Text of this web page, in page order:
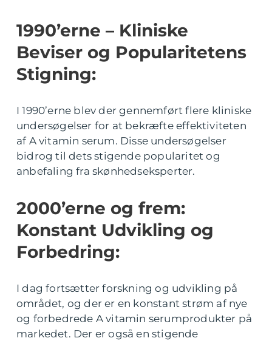
1990’erne – Kliniske
Beviser og Popularitetens
Stigning:
I 1990’erne blev der gennemført flere kliniske
undersøgelser for at bekræfte effektiviteten
af A vitamin serum. Disse undersøgelser
bidrog til dets stigende popularitet og
anbefaling fra skønhedseksperter.
2000’erne og frem:
Konstant Udvikling og
Forbedring:
I dag fortsætter forskning og udvikling på
området, og der er en konstant strøm af nye
og forbedrede A vitamin serumprodukter på
markedet. Der er også en stigende